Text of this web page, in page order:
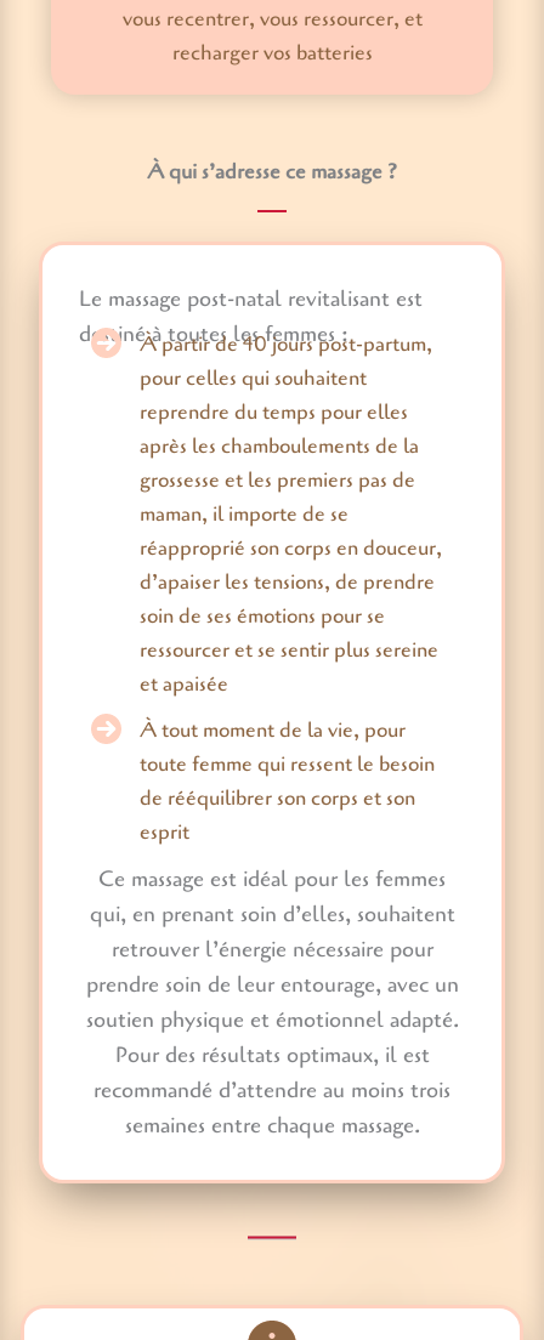
vous recentrer, vous ressourcer, et
recharger vos batteries
À qui s’adresse ce massage ?
Le massage post-natal revitalisant est
destiné à toutes les femmes :
À partir de 40 jours post-partum,
pour celles qui souhaitent
reprendre du temps pour elles
après les chamboulements de la
grossesse et les premiers pas de
maman, il importe de se
réapproprié son corps en douceur,
d’apaiser les tensions, de prendre
soin de ses émotions pour se
ressourcer et se sentir plus sereine
et apaisée
À tout moment de la vie, pour
toute femme qui ressent le besoin
de rééquilibrer son corps et son
esprit
Ce massage est idéal pour les femmes
qui, en prenant soin d’elles, souhaitent
retrouver l’énergie nécessaire pour
prendre soin de leur entourage, avec un
soutien physique et émotionnel adapté.
Pour des résultats optimaux, il est
recommandé d’attendre au moins trois
semaines entre chaque massage.